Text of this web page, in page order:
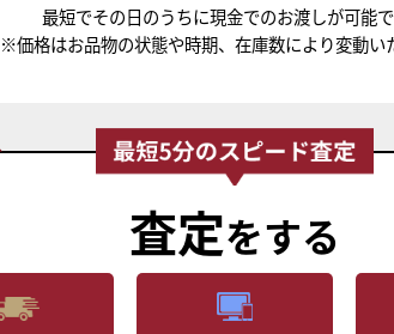
最短でその日のうちに現金でのお渡しが可能で
※価格はお品物の状態や時期、在庫数により変動い
査定をする